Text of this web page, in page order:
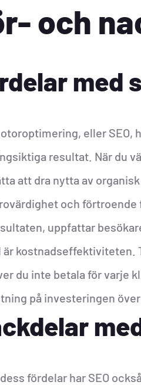
och
med
eller SEO,
resultat. När du
att dra nytta av
och
uppfattar
är kostnadseffektiviteten.
du inte betala för varje
på investeringen över
fördelar har SEO